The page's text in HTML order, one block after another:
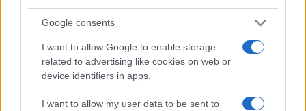
Google consents
I want to allow Google to enable storage
related to advertising like cookies on web or
device identifiers in apps.
I want to allow my user data to be sent to
„Vannak módszerek a Gázai
övezetbe történő
segélyszállításra – ezek között
nincsen ott az Instagram-szelfi.”